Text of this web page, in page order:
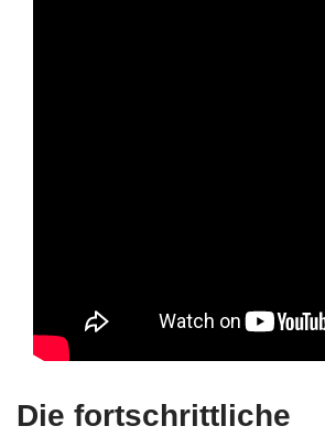
Die fortschrittliche